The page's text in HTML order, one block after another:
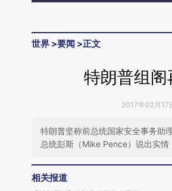
世界 >要闻 >正文
特朗普组
2017年02月17
特朗普坚称前总统国家安全事务助
总统彭斯（Mike Pence）说出实情
相关报道